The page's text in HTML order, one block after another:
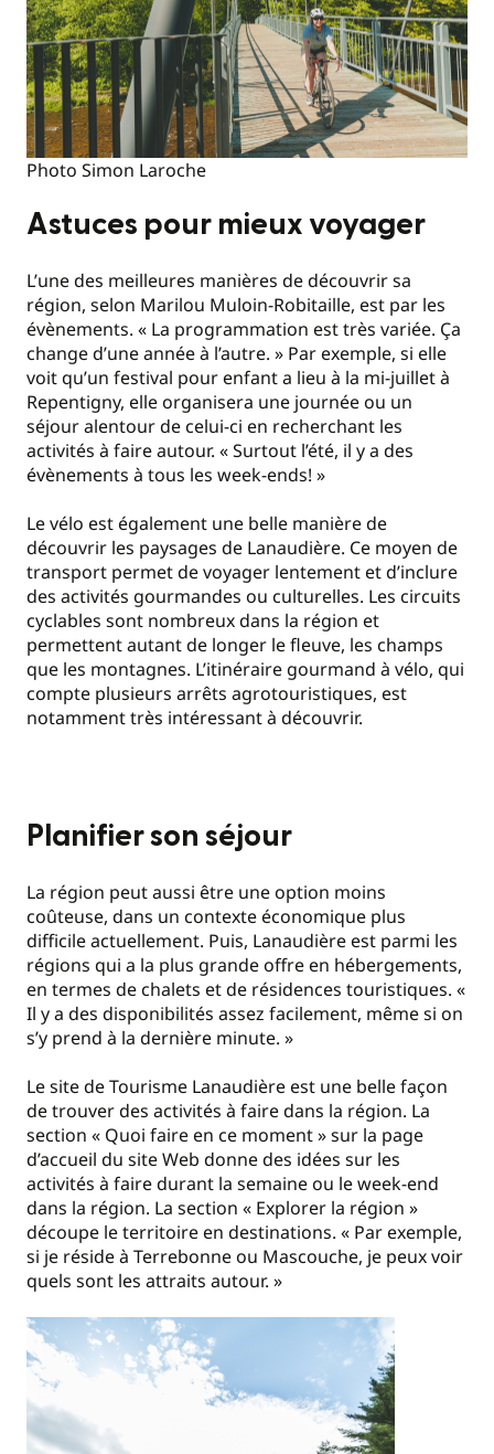
Photo Simon Laroche
Astuces pour mieux voyager
L’une des meilleures manières de découvrir sa
région, selon Marilou Muloin-Robitaille, est par les
évènements. « La programmation est très variée. Ça
change d’une année à l’autre. » Par exemple, si elle
voit qu’un festival pour enfant a lieu à la mi-juillet à
Repentigny, elle organisera une journée ou un
séjour alentour de celui-ci en recherchant les
activités à faire autour. « Surtout l’été, il y a des
évènements à tous les week-ends! »
Le vélo est également une belle manière de
découvrir les paysages de Lanaudière. Ce moyen de
transport permet de voyager lentement et d’inclure
des activités gourmandes ou culturelles. Les circuits
cyclables sont nombreux dans la région et
permettent autant de longer le fleuve, les champs
que les montagnes. L’itinéraire gourmand à vélo, qui
compte plusieurs arrêts agrotouristiques, est
notamment très intéressant à découvrir.
Planifier son séjour
La région peut aussi être une option moins
coûteuse, dans un contexte économique plus
difficile actuellement. Puis, Lanaudière est parmi les
régions qui a la plus grande offre en hébergements,
en termes de chalets et de résidences touristiques. «
Il y a des disponibilités assez facilement, même si on
s’y prend à la dernière minute. »
Le site de Tourisme Lanaudière est une belle façon
de trouver des activités à faire dans la région. La
section « Quoi faire en ce moment » sur la page
d’accueil du site Web donne des idées sur les
activités à faire durant la semaine ou le week-end
dans la région. La section « Explorer la région »
découpe le territoire en destinations. « Par exemple,
si je réside à Terrebonne ou Mascouche, je peux voir
quels sont les attraits autour. »